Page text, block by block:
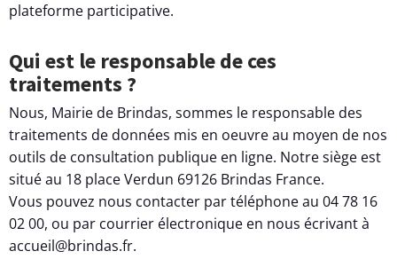
plateforme participative.
Qui est le responsable de ces
traitements ?
Nous, Mairie de Brindas, sommes le responsable des
traitements de données mis en oeuvre au moyen de nos
outils de consultation publique en ligne. Notre siège est
situé au 18 place Verdun 69126 Brindas France.
Vous pouvez nous contacter par téléphone au 04 78 16
02 00, ou par courrier électronique en nous écrivant à
accueil@brindas.fr.